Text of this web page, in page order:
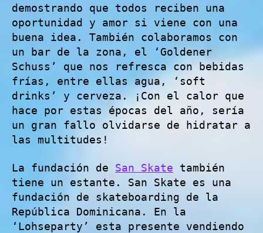
demostrando que todos reciben una
oportunidad y amor si viene con una
buena idea. También colaboramos con
un bar de la zona, el ‘Goldener
Schuss’ que nos refresca con bebidas
frías, entre ellas agua, ‘soft
drinks’ y cerveza. ¡Con el calor que
hace por estas épocas del año, sería
un gran fallo olvidarse de hidratar a
las multitudes!
La fundación de San Skate también
tiene un estante. San Skate es una
fundación de skateboarding de la
República Dominicana. En la
‘Lohseparty’ esta presente vendiendo